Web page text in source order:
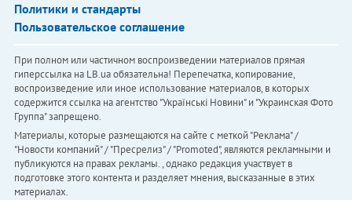
Политики и стандарты
Пользовательское соглашение
При полном или частичном воспроизведении материалов прямая
гиперссылка на LB.ua обязательна! Перепечатка, копирование,
воспроизведение или иное использование материалов, в которых
содержится ссылка на агентство "Українськi Новини" и "Украинская Фото
Группа" запрещено.
Материалы, которые размещаются на сайте с меткой "Реклама" /
"Новости компаний" / "Пресрелиз" / "Promoted", являются рекламными и
публикуются на правах рекламы. , однако редакция участвует в
подготовке этого контента и разделяет мнения, высказанные в этих
материалах.